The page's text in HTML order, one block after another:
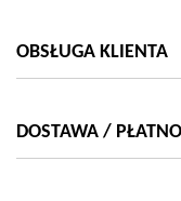
OBSŁUGA KLIENTA
DOSTAWA /